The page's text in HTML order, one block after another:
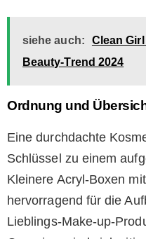
siehe auch:
Clean
Beauty-Trend 2024
Ordnung und
Eine durchdachte
Schlüssel zu einem
Kleinere Acryl-Boxen
hervorragend für die
Lieblings-Make-up-